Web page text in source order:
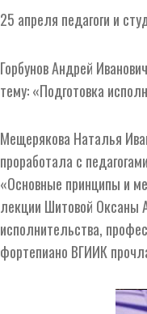
25 апреля педагоги и
Горбунов Андрей
тему: «Подготовка
Мещерякова Наталья
проработала с
«Основные принципы и
лекции Шитовой Оксаны
исполнительства,
фортепиано ВГИИК